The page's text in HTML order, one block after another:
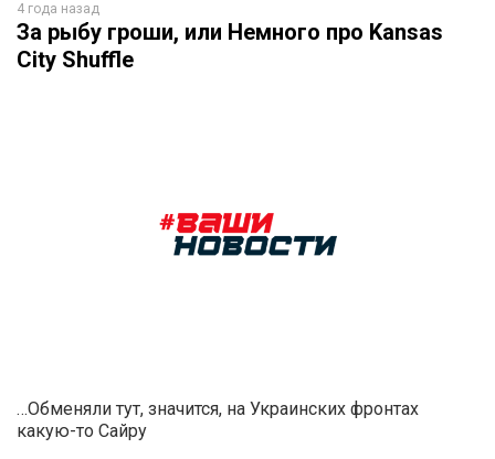
4 года назад
За рыбу гроши, или Немного про Kansas
City Shuffle
…Обменяли тут, значится, на Украинских фронтах
какую-то Сайру